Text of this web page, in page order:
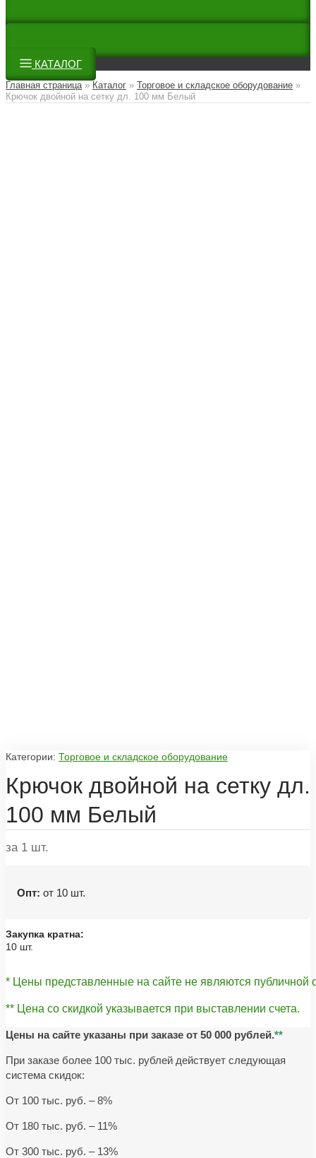
КАТАЛОГ
Главная страница» Каталог » Торговое и складское оборудование »
Крючок двойной на сетку дл. 100 мм Белый
Категории: Торговое и складское оборудование
Крючок двойной на сетку дл.
100 мм Белый
за 1 шт.
Опт: от 10 шт.
Закупка кратна:
10 шт.
* Цены представленные на сайте не являются публичной
** Цена со скидкой указывается при выставлении счета.
Цены на сайте указаны при заказе от 50 000 рублей.**
При заказе более 100 тыс. рублей действует следующая
система скидок:
От 100 тыс. руб. – 8%
От 180 тыс. руб. – 11%
От 300 тыс. руб. – 13%